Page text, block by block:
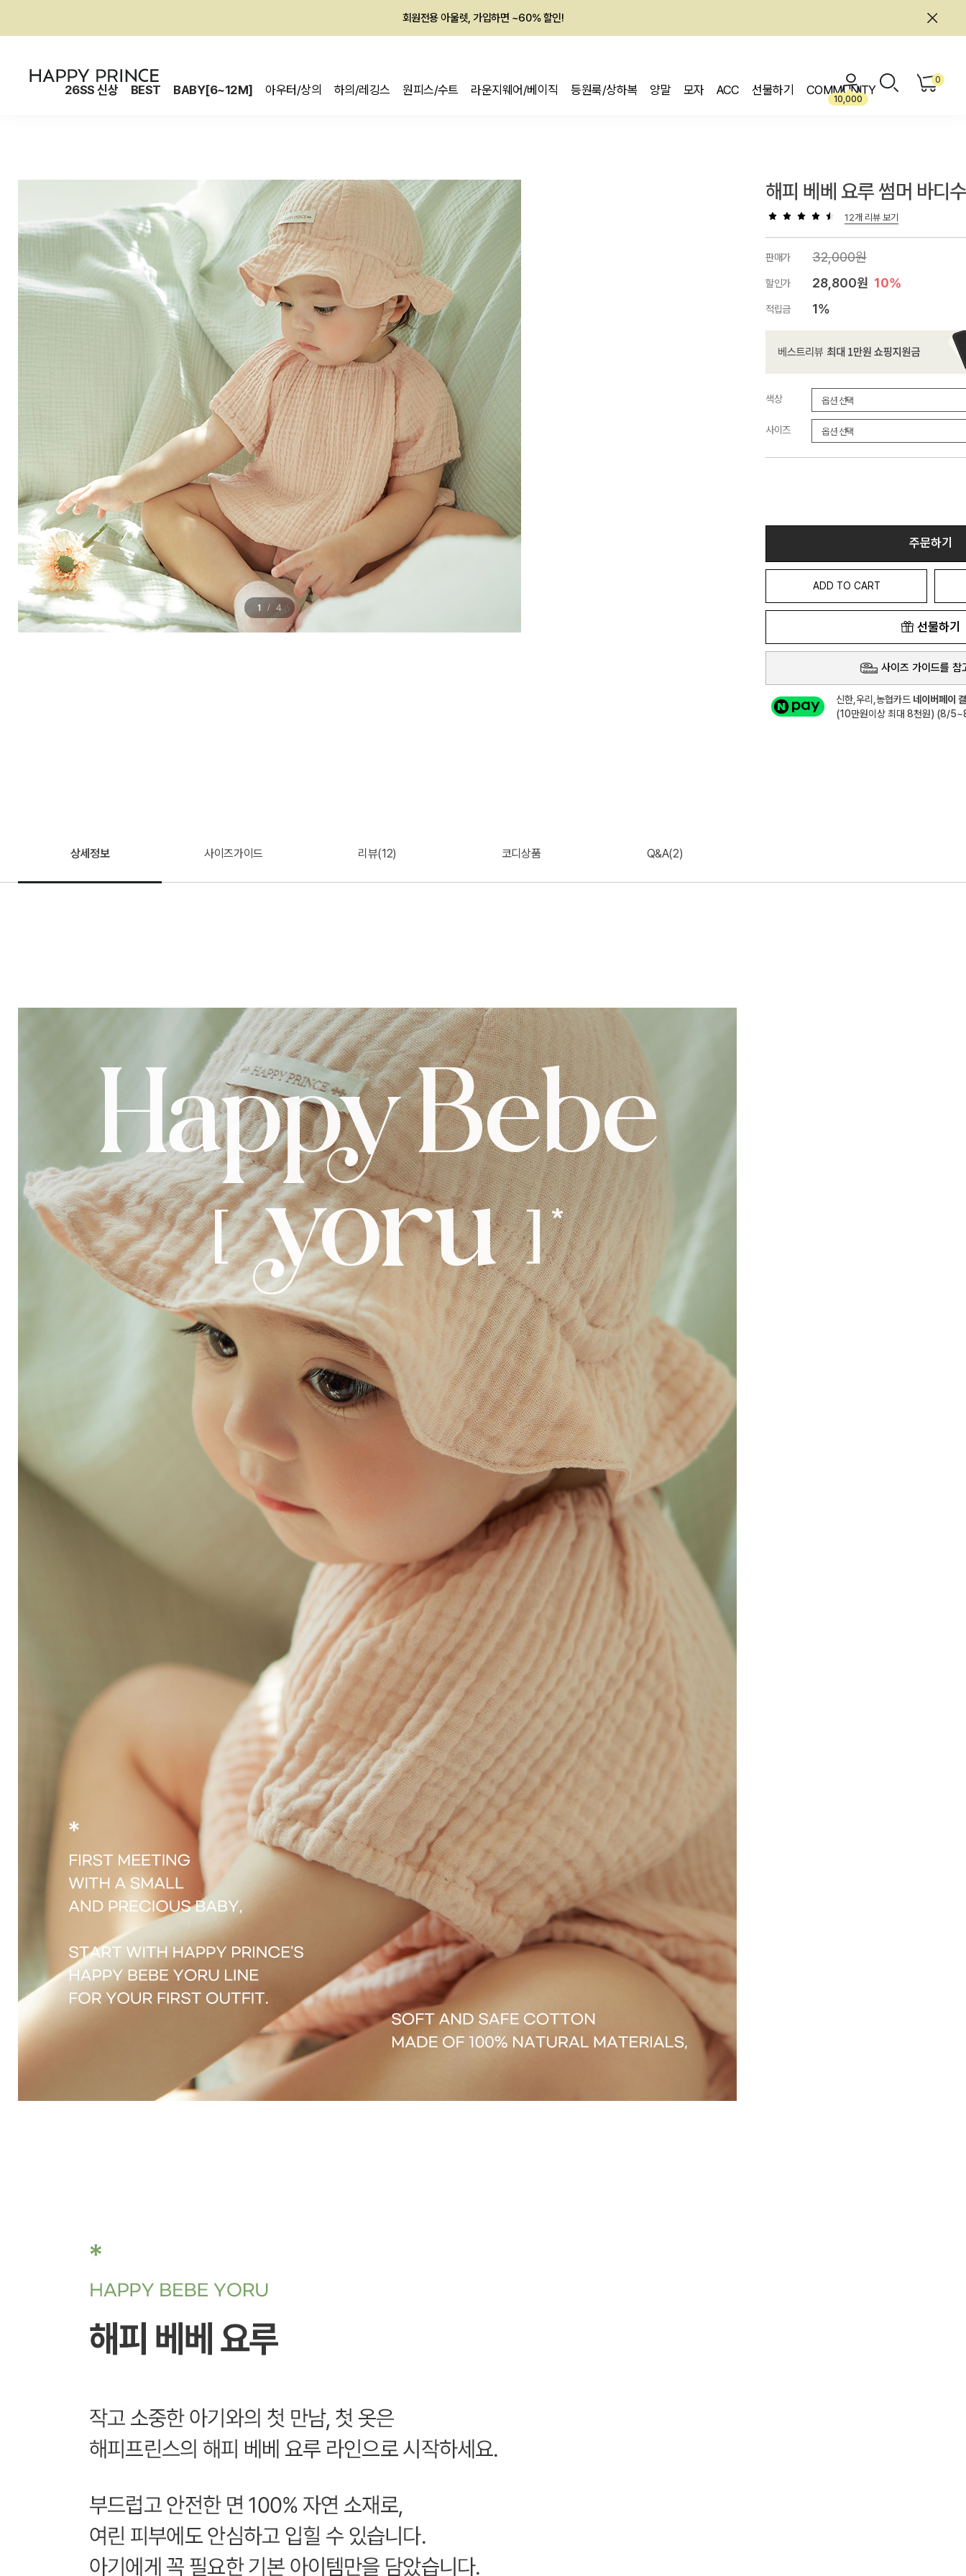
회원전용 아울렛, 가입하면 ~60% 할인!
26SS 신상 BEST BABY[6~12M] 아우터/상의 하의/레깅스 원피스/수트 라운지웨어/베이직 등원룩/상하복 양말 모자 ACC 선물하기 COMMUNITY
10,000
0
1 / 4
해피 베베 요루 썸머 바디
12개 리뷰 보기
판매가 32,000원
할인가 28,800원 10%
적립금 1%
색상
사이즈
주문하기
ADD TO CART
선물하기
사이즈 가이드를 참
신한,우리,농협카드 네이버페이
(10만원이상 최대 8천원) (8/
상세정보 사이즈가이드 리뷰(12) 코디상품 Q&A(2)